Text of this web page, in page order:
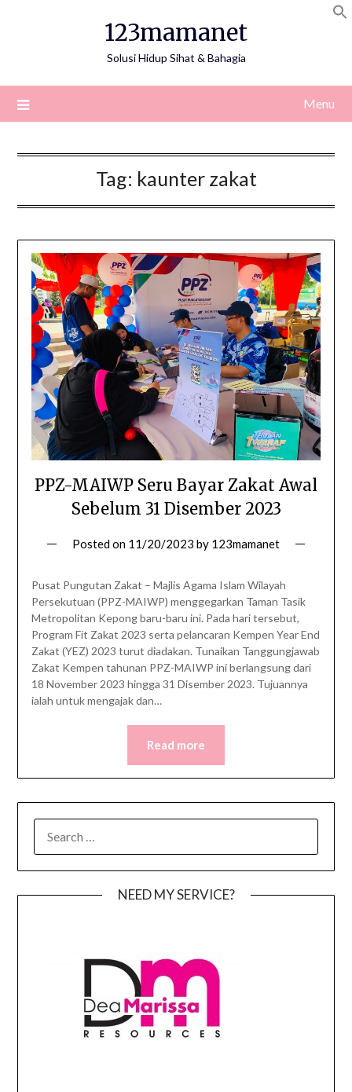
123mamanet
Solusi Hidup Sihat & Bahagia
Menu
Tag: kaunter zakat
PPZ-MAIWP Seru Bayar Zakat Awal
Sebelum 31 Disember 2023
Posted on 11/20/2023 by 123mamanet
Pusat Pungutan Zakat – Majlis Agama Islam Wilayah
Persekutuan (PPZ-MAIWP) menggegarkan Taman Tasik
Metropolitan Kepong baru-baru ini. Pada hari tersebut,
Program Fit Zakat 2023 serta pelancaran Kempen Year End
Zakat (YEZ) 2023 turut diadakan. Tunaikan Tanggungjawab
Zakat Kempen tahunan PPZ-MAIWP ini berlangsung dari
18 November 2023 hingga 31 Disember 2023. Tujuannya
ialah untuk mengajak dan…
Read more
FOR:
NEED MY SERVICE?